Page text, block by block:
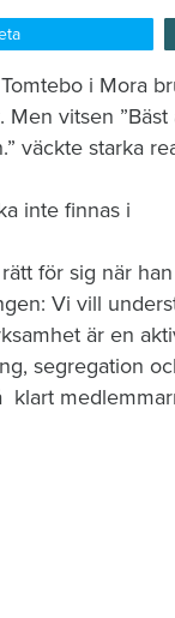
i Mora
vitsen ”Bäst
väckte starka
inte finnas i
för sig när
Vi vill
är en
segregation
klart